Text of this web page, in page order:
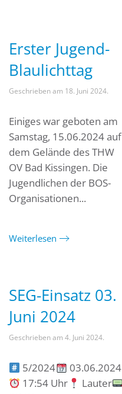
Erster Jugend-
Blaulichttag
Geschrieben am 18. Juni 2024.
Einiges war geboten am
Samstag, 15.06.2024 auf
dem Gelände des THW
OV Bad Kissingen. Die
Jugendlichen der BOS-
Organisationen...
Weiterlesen
SEG-Einsatz 03.
Juni 2024
Geschrieben am 4. Juni 2024.
5/2024
03.06.2024
17:54 Uhr
Lauter